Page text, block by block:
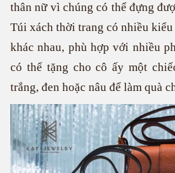
thân nữ vì chúng có thể đựng
Túi xách thời trang có nhiều kiểu
khác nhau, phù hợp với nhiều
có thể tặng cho cô ấy một
trắng, đen hoặc nâu để làm quà